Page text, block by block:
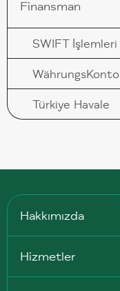
Finansman
SWIFT İşlemleri
WährungsKonto
Türkiye Havale
Hakkımızda
Hizmetler